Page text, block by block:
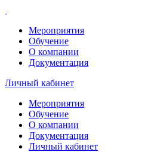
Мероприятия
Обучение
О компании
Документация
Личный кабинет
Мероприятия
Обучение
О компании
Документация
Личный кабинет